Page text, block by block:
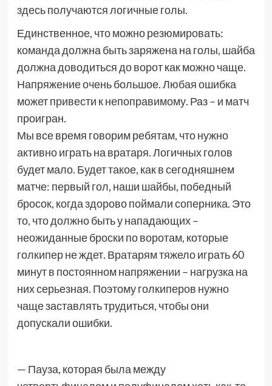
здесь получаются логичные голы.
Единственное, что можно резюмировать:
команда должна быть заряжена на голы, шайба
должна доводиться до ворот как можно чаще.
Напряжение очень большое. Любая ошибка
может привести к непоправимому. Раз – и матч
проигран.
Мы все время говорим ребятам, что нужно
активно играть на вратаря. Логичных голов
будет мало. Будет такое, как в сегодняшнем
матче: первый гол, наши шайбы, победный
бросок, когда здорово поймали соперника. Это
то, что должно быть у нападающих –
неожиданные броски по воротам, которые
голкипер не ждет. Вратарям тяжело играть 60
минут в постоянном напряжении – нагрузка на
них серьезная. Поэтому голкиперов нужно
чаще заставлять трудиться, чтобы они
допускали ошибки.
— Пауза, которая была между